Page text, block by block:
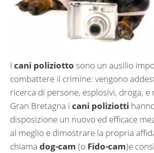
I cani poliziotto sono un ausilio
combattere il crimine: vengono
ricerca di persone, esplosivi, droga, e
Gran Bretagna i cani poliziotti
disposizione un nuovo ed efficace
al meglio e dimostrare la propria
chiama dog-cam (o Fido-cam)e